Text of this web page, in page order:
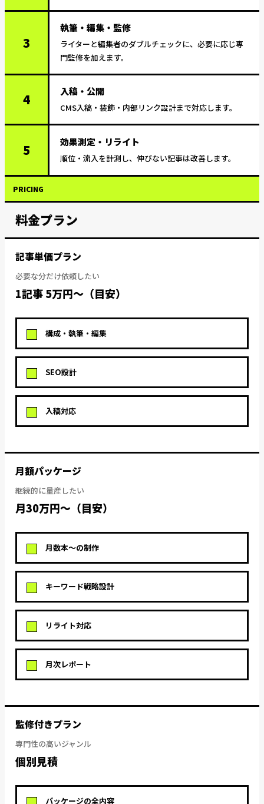
3
執筆・編集・監修
ライターと編集者のダブルチェックに、必要に応じ専
門監修を加えます。
4 入稿・公開
CMS入稿・装飾・内部リンク設計まで対応します。
5 効果測定・リライト
順位・流入を計測し、伸びない記事は改善します。
PRICING
料金プラン
記事単価プラン
必要な分だけ依頼したい
1記事 5万円〜（目安）
構成・執筆・編集
SEO設計
入稿対応
月額パッケージ
継続的に量産したい
月30万円〜（目安）
月数本〜の制作
キーワード戦略設計
リライト対応
月次レポート
監修付きプラン
専門性の高いジャンル
個別見積
パッケージの全内容